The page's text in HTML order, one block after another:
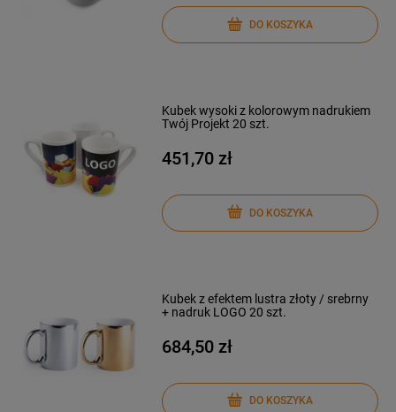
DO KOSZYKA
Kubek wysoki z kolorowym nadrukiem
Twój Projekt 20 szt.
451,70 zł
DO KOSZYKA
Kubek z efektem lustra złoty / srebrny
+ nadruk LOGO 20 szt.
684,50 zł
DO KOSZYKA